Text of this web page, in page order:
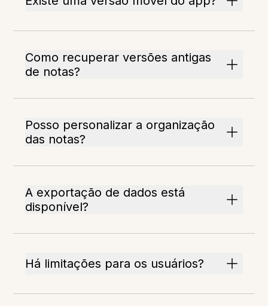
Como recuperar versões antigas
de notas?
Posso personalizar a organização
das notas?
A exportação de dados está
disponível?
Há limitações para os usuários?